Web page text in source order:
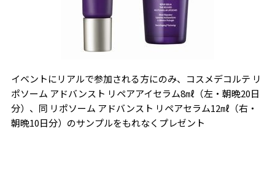
イベントにリアルで参加される方にのみ、コスメデコルテ リ
ポソーム アドバンスト リペアアイセラム8㎖（左・朝晩20日
分）、同 リポソーム アドバンスト リペアセラム12㎖（右・
朝晩10日分）のサンプルをもれなくプレゼント